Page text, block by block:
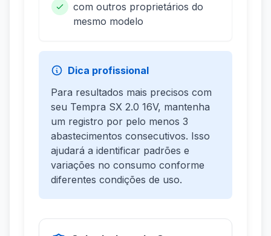
com outros proprietários do
mesmo modelo
Dica profissional
Para resultados mais precisos com
seu Tempra SX 2.0 16V, mantenha
um registro por pelo menos 3
abastecimentos consecutivos. Isso
ajudará a identificar padrões e
variações no consumo conforme
diferentes condições de uso.